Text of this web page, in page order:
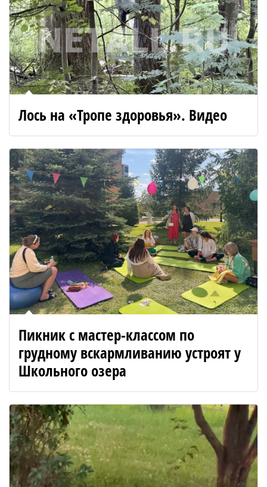
Лось на «Тропе здоровья». Видео
Пикник с мастер-классом по
грудному вскармливанию устроят у
Школьного озера